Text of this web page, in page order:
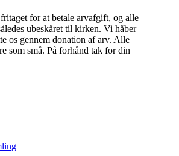
for at betale arvafgift, og alle
ubeskåret til kirken. Vi håber
os gennem donation af arv. Alle
som små. På forhånd tak for din